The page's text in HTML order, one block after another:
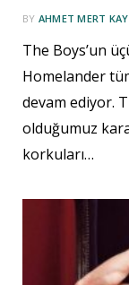
BY AHMET MERT
The Boys’un
Homelander
devam ediyor.
olduğumuz
korkuları…